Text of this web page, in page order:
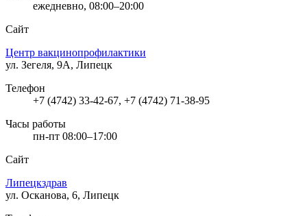
ежедневно, 08:00–20:00
Сайт
Центр вакцинопрофилактики
ул. Зегеля, 9А, Липецк
Телефон
+7 (4742) 33-42-67, +7 (4742) 71-38-95
Часы работы
пн-пт 08:00–17:00
Сайт
Липецкздрав
ул. Осканова, 6, Липецк